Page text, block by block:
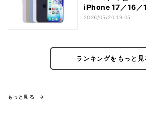
iPhone 17／16／
2026/05/20 19:05
ランキングをもっと見
もっと見る